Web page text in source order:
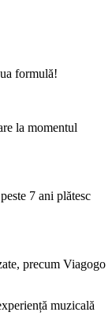
formulă!
la momentul
7 ani plătesc
precum Viagogo
muzicală